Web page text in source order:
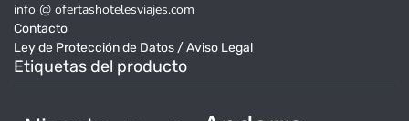
info @ ofertashotelesviajes.com
Contacto
Ley de Protección de Datos / Aviso Legal
Etiquetas del producto